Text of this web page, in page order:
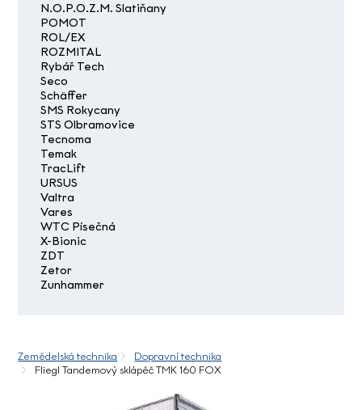
N.O.P.O.Z.M. Slatiňany
POMOT
ROL/EX
ROZMITAL
Rybář Tech
Seco
Schäffer
SMS Rokycany
STS Olbramovice
Tecnoma
Temak
TracLift
URSUS
Valtra
Vares
WTC Písečná
X-Bionic
ZDT
Zetor
Zunhammer
Zemědelská technika
Dopravní technika
Fliegl Tandemový sklápěč TMK 160 FOX